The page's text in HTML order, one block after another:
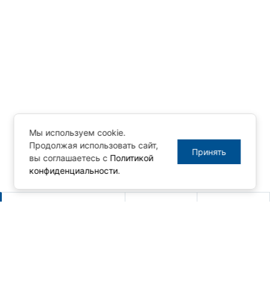
Мы используем cookie.
Продолжая использовать сайт,
вы соглашаетесь с Политикой
конфиденциальности.
Принять